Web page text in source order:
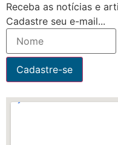
Receba as notícias e
Cadastre seu e-mail...